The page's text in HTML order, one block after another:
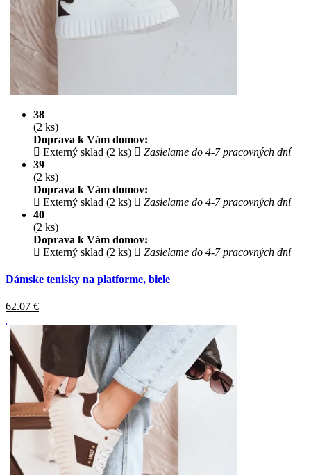
38
(2 ks)
Doprava k Vám domov:
Externý sklad (2 ks)
Zasielame do 4-7 pracovných dní
39
(2 ks)
Doprava k Vám domov:
Externý sklad (2 ks)
Zasielame do 4-7 pracovných dní
40
(2 ks)
Doprava k Vám domov:
Externý sklad (2 ks)
Zasielame do 4-7 pracovných dní
Dámske tenisky na platforme, biele
62.07 €